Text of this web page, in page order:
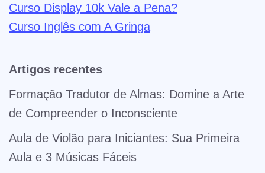
Curso Display 10k Vale a Pena?
Curso Inglês com A Gringa
Artigos recentes
Formação Tradutor de Almas: Domine a Arte
de Compreender o Inconsciente
Aula de Violão para Iniciantes: Sua Primeira
Aula e 3 Músicas Fáceis